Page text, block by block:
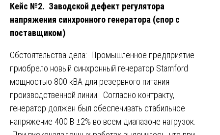
Кейс №2. Заводской дефект регулятора
напряжения синхронного генератора (спор с
поставщиком)
Обстоятельства дела: Промышленное предприятие
приобрело новый синхронный генератор Stamford
мощностью 800 кВА для резервного питания
производственной линии. Согласно контракту,
генератор должен был обеспечивать стабильное
напряжение 400 В ±2% во всем диапазоне нагрузок.